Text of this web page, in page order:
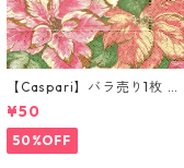
【Caspari】バラ売り1枚 カ
クテルサイズ ペーパーナプ
キン Poinsettia Pink ゴー
ルドxピンク
¥50
50%OFF